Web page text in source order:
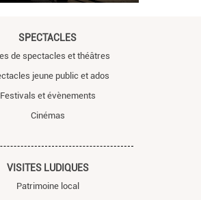
SPECTACLES
de spectacles et théâtres
jeune public et ados
Festivals et évènements
Cinémas
VISITES LUDIQUES
Patrimoine local